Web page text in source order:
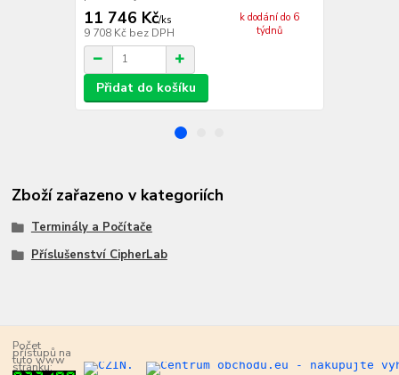
11 746 Kč/ks
9 708 Kč bez DPH
k dodání do 6
týdnů
Přidat do košíku
Zboží zařazeno v kategoriích
Terminály a Počítače
Příslušenství CipherLab
Počet
přístupů na
tuto www
stránku: